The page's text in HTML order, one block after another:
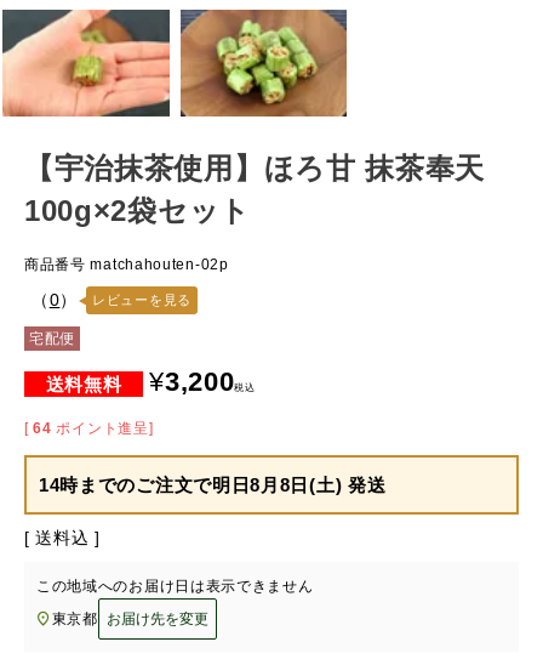
【宇治抹茶使用】ほろ甘 抹茶奉天
100g×2袋セット
商品番号 matchahouten-02p
（0） レビューを見る
宅配便
¥3,200税込
[ 64 ポイント進呈]
14時までのご注文で明日8月8日(土) 発送
送料込
この地域へのお届け日は表示できません
東京都
お届け先を変更